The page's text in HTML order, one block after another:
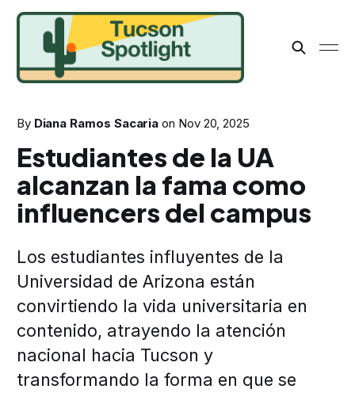
By Diana Ramos Sacaria on Nov 20, 2025
Estudiantes de la UA
alcanzan la fama como
influencers del campus
Los estudiantes influyentes de la
Universidad de Arizona están
convirtiendo la vida universitaria en
contenido, atrayendo la atención
nacional hacia Tucson y
transformando la forma en que se